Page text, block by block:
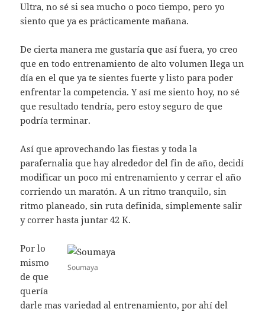
Ultra, no sé si sea mucho o poco tiempo, pero yo
siento que ya es prácticamente mañana.
De cierta manera me gustaría que así fuera, yo creo
que en todo entrenamiento de alto volumen llega un
día en el que ya te sientes fuerte y listo para poder
enfrentar la competencia. Y así me siento hoy, no sé
que resultado tendría, pero estoy seguro de que
podría terminar.
Así que aprovechando las fiestas y toda la
parafernalia que hay alrededor del fin de año, decidí
modificar un poco mi entrenamiento y cerrar el año
corriendo un maratón. A un ritmo tranquilo, sin
ritmo planeado, sin ruta definida, simplemente salir
y correr hasta juntar 42 K.
Soumaya
Por lo
mismo
de que
quería
darle mas variedad al entrenamiento, por ahí del